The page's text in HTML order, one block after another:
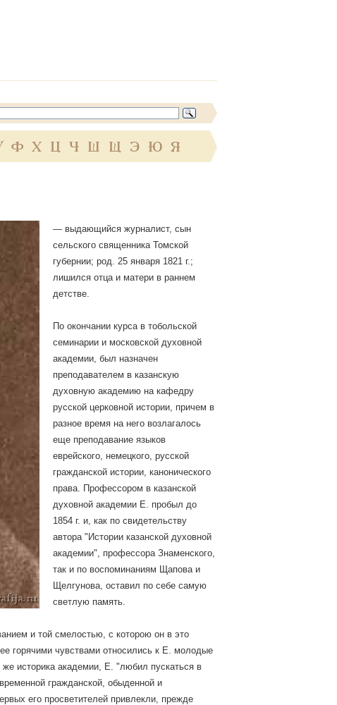
Ф Х Ц Ч Ш Щ Э Ю Я
— выдающийся журналист, сын
сельского священника Томской
губернии; род. 25 января 1821 г.;
лишился отца и матери в раннем
детстве.
По окончании курса в тобольской
семинарии и московской духовной
академии, был назначен
преподавателем в казанскую
духовную академию на кафедру
русской церковной истории, причем в
разное время на него возлагалось
еще преподавание языков
еврейского, немецкого, русской
гражданской истории, канонического
права. Профессором в казанской
духовной академии Е. пробыл до
1854 г. и, как по свидетельству
автора "Истории казанской духовной
академии", профессора Знаменского,
так и по воспоминаниям Щапова и
Щелгунова, оставил по себе самую
светлую память.
и той смелостью, с которою он в это
горячими чувствами относились к Е. молодые
историка академии, Е. "любил пускаться в
гражданской, обыденной и
его просветителей привлекли, прежде